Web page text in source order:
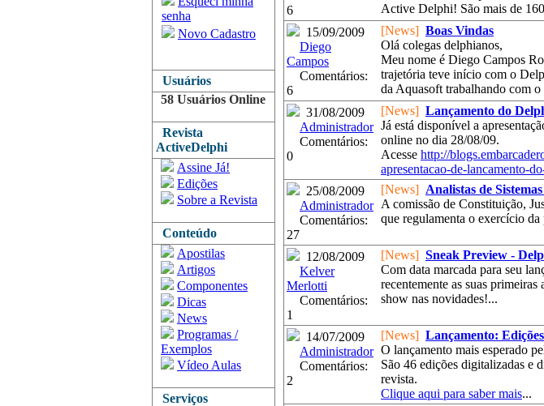
senha
Novo Cadastro
Usuários
58 Usuários Online
Revista
ActiveDelphi
Assine Já!
Edições
Sobre a Revista
Conteúdo
Apostilas
Artigos
Componentes
Dicas
News
Programas /
Exemplos
Vídeo Aulas
Serviços
6
Active Delphi! São mais de
15/09/2009
Diego
Campos
Comentários:
6
[News] Boas Vindas
Olá colegas delphianos,
Meu nome é Diego Campos
trajetória teve início com o
da Aquasoft trabalhando com
31/08/2009
Administrador
Comentários:
0
[News] Lançamento do
Já está disponível a
online no dia 28/08/09.
Acesse http://
apresentacao-de-lancamento-
25/08/2009
Administrador
Comentários:
27
[News] Analistas de
A comissão de Constituição,
que regulamenta o exercício da
12/08/2009
Kelver
Merlotti
Comentários:
1
[News] Sneak Preview -
Com data marcada para seu
recentemente as suas
show nas novidades!...
14/07/2009
Administrador
Comentários:
2
[News] Lançamento:
O lançamento mais esperado
São 46 edições digitalizadas e
revista.
Clique aqui para saber mais...